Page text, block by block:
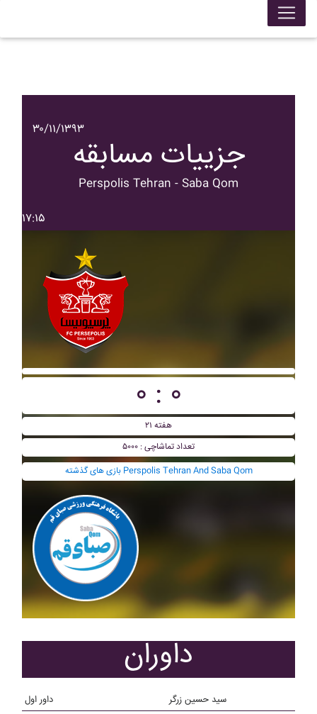
۳۰/۱۱/۱۳۹۳
جزییات مسابقه
Perspolis Tehran - Saba Qom
۱۷:۱۵
۰ : ۰
هفته ۲۱
تعداد تماشاچی : ۵۰۰۰
بازی های گذشته Perspolis Tehran And Saba Qom
داوران
داور اول
سید حسین زرگر